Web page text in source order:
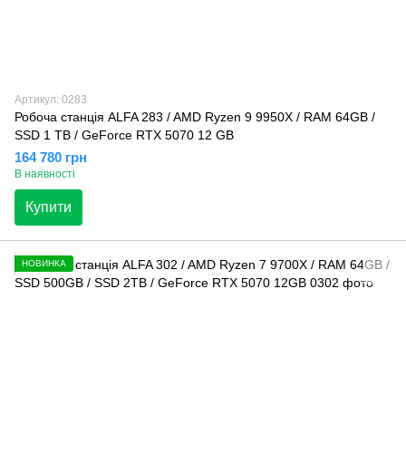
Артикул: 0283
Робоча станція ALFA 283 / AMD Ryzen 9 9950X / RAM 64GB /
SSD 1 TB / GeForce RTX 5070 12 GB
164 780 грн
В наявності
Купити
НОВИНКА